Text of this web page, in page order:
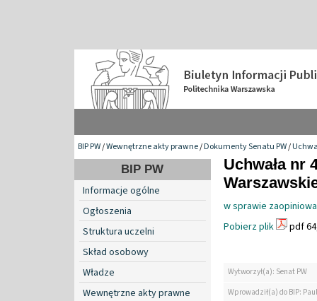
BIP PW/Wewnętrzne akty prawne/Dokumenty Senatu PW/
BIP PW
Informacje ogólne
Ogłoszenia
Struktura uczelni
Skład osobowy
Władze
Wewnętrzne akty prawne
Uchwała nr
w sprawie
Pobierz plik
pdf
Wytworzył(a): Senat PW
Wprowadził(a) do BIP: